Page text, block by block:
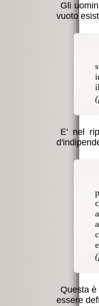
Gli
vuoto
E' nel
Questa
essere